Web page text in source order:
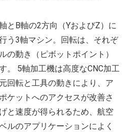
とB軸の2方向（YおよびZ）に
う3軸マシン。回転は、それぞ
の動き（ピボットポイント）
。 5軸加工機は高度なCNC加工
回転と工具の動きにより、ア
ケットへのアクセスが改善さ
と速度が得られるため、航空
ルのアプリケーションによく